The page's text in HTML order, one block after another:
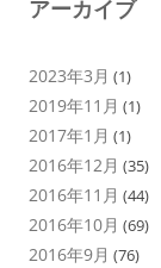
アーカイブ
2023年3月 (1)
2019年11月 (1)
2017年1月 (1)
2016年12月 (35)
2016年11月 (44)
2016年10月 (69)
2016年9月 (76)